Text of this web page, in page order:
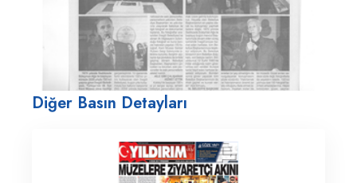
Diğer Basın Detayları